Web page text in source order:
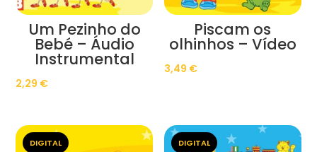
Um Pezinho do
Bebé – Áudio
Instrumental
2,29 €
Piscam os
olhinhos – Vídeo
3,49 €
DIGITAL DIGITAL